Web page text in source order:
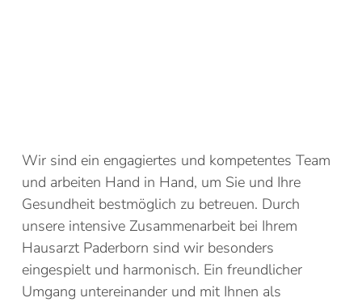
Wir sind ein engagiertes und kompetentes Team
und arbeiten Hand in Hand, um Sie und Ihre
Gesundheit bestmöglich zu betreuen. Durch
unsere intensive Zusammenarbeit bei Ihrem
Hausarzt Paderborn sind wir besonders
eingespielt und harmonisch. Ein freundlicher
Umgang untereinander und mit Ihnen als